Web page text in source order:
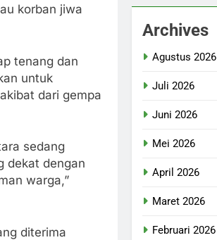
korban jiwa
tenang dan
untuk
dari gempa
sedang
dekat dengan
warga,”
diterima
Archives
Agustus 2026
Juli 2026
Juni 2026
Mei 2026
April 2026
Maret 2026
Februari 2026